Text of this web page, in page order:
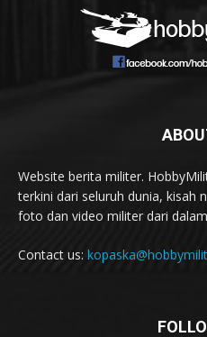
Website berita militer.
terkini dari seluruh dunia, kisah
foto dan video militer dari
Contact us: